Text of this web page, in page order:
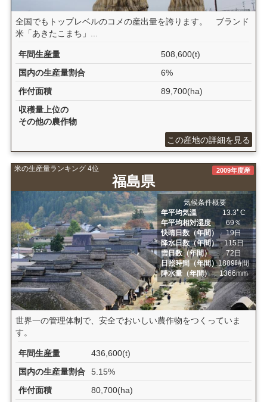
全国でもトップレベルのコメの産出量を誇ります。 ブランド
米「あきたこまち」...
年間生産量
508,600(t)
国内の生産量割合
6%
作付面積
89,700(ha)
収穫量上位の
その他の農作物
この産地の詳細を見る
米の生産量ランキング 4位
福島県
2009年度産
気候条件概要
年平均気温
13.3ﾟC
年平均相対湿度
69％
快晴日数（年間）
19日
降水日数（年間）
115日
雪日数（年間）
72日
日照時間（年間）1889時間
降水量（年間）
1366mm
世界一の管理体制で、安全でおいしい農作物をつくっていま
す。
年間生産量
436,600(t)
国内の生産量割合
5.15%
作付面積
80,700(ha)